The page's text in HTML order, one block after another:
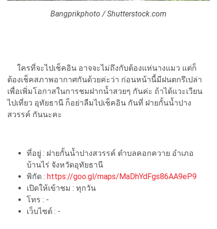
Bangprikphoto / Shutterstock.com
ใครที่จะไปเช็คอิน อาจจะไม่ถึงกับต้องแห่นางแมว แต่ก็
ต้องเช็คสภาพอากาศกันด้วยค่ะว่า ก่อนหน้านี้มีฝนตกรึเปล่า
เพื่อเพิ่มโอกาสในการชมฝากน้ำสวยๆ กันค่ะ ถ้าได้แวะเวียน
ไปเที่ยว อุทัยธานี ก็อย่าลืมไปเช็คอิน กันที่ ฝายกั้นน้ำปาง
สวรรค์ กันนะคะ
ที่อยู่ : ฝายกั้นน้ำปางสวรรค์ ตำบลคอกควาย อำเภอ
บ้านไร่ จังหวัดอุทัยธานี
พิกัด : https://goo.gl/maps/MaDhYdFgs86AA9eP9
เปิดให้เข้าชม : ทุกวัน
โทร : -
เว็บไซต์ : -